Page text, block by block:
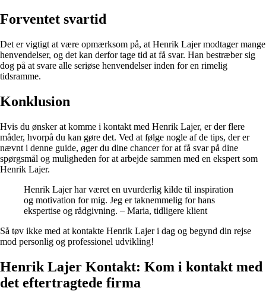
Forventet svartid
Det er vigtigt at være opmærksom på, at Henrik Lajer modtager mange
henvendelser, og det kan derfor tage tid at få svar. Han bestræber sig
dog på at svare alle seriøse henvendelser inden for en rimelig
tidsramme.
Konklusion
Hvis du ønsker at komme i kontakt med Henrik Lajer, er der flere
måder, hvorpå du kan gøre det. Ved at følge nogle af de tips, der er
nævnt i denne guide, øger du dine chancer for at få svar på dine
spørgsmål og muligheden for at arbejde sammen med en ekspert som
Henrik Lajer.
Henrik Lajer har været en uvurderlig kilde til inspiration
og motivation for mig. Jeg er taknemmelig for hans
ekspertise og rådgivning. – Maria, tidligere klient
Så tøv ikke med at kontakte Henrik Lajer i dag og begynd din rejse
mod personlig og professionel udvikling!
Henrik Lajer Kontakt: Kom i kontakt med
det eftertragtede firma